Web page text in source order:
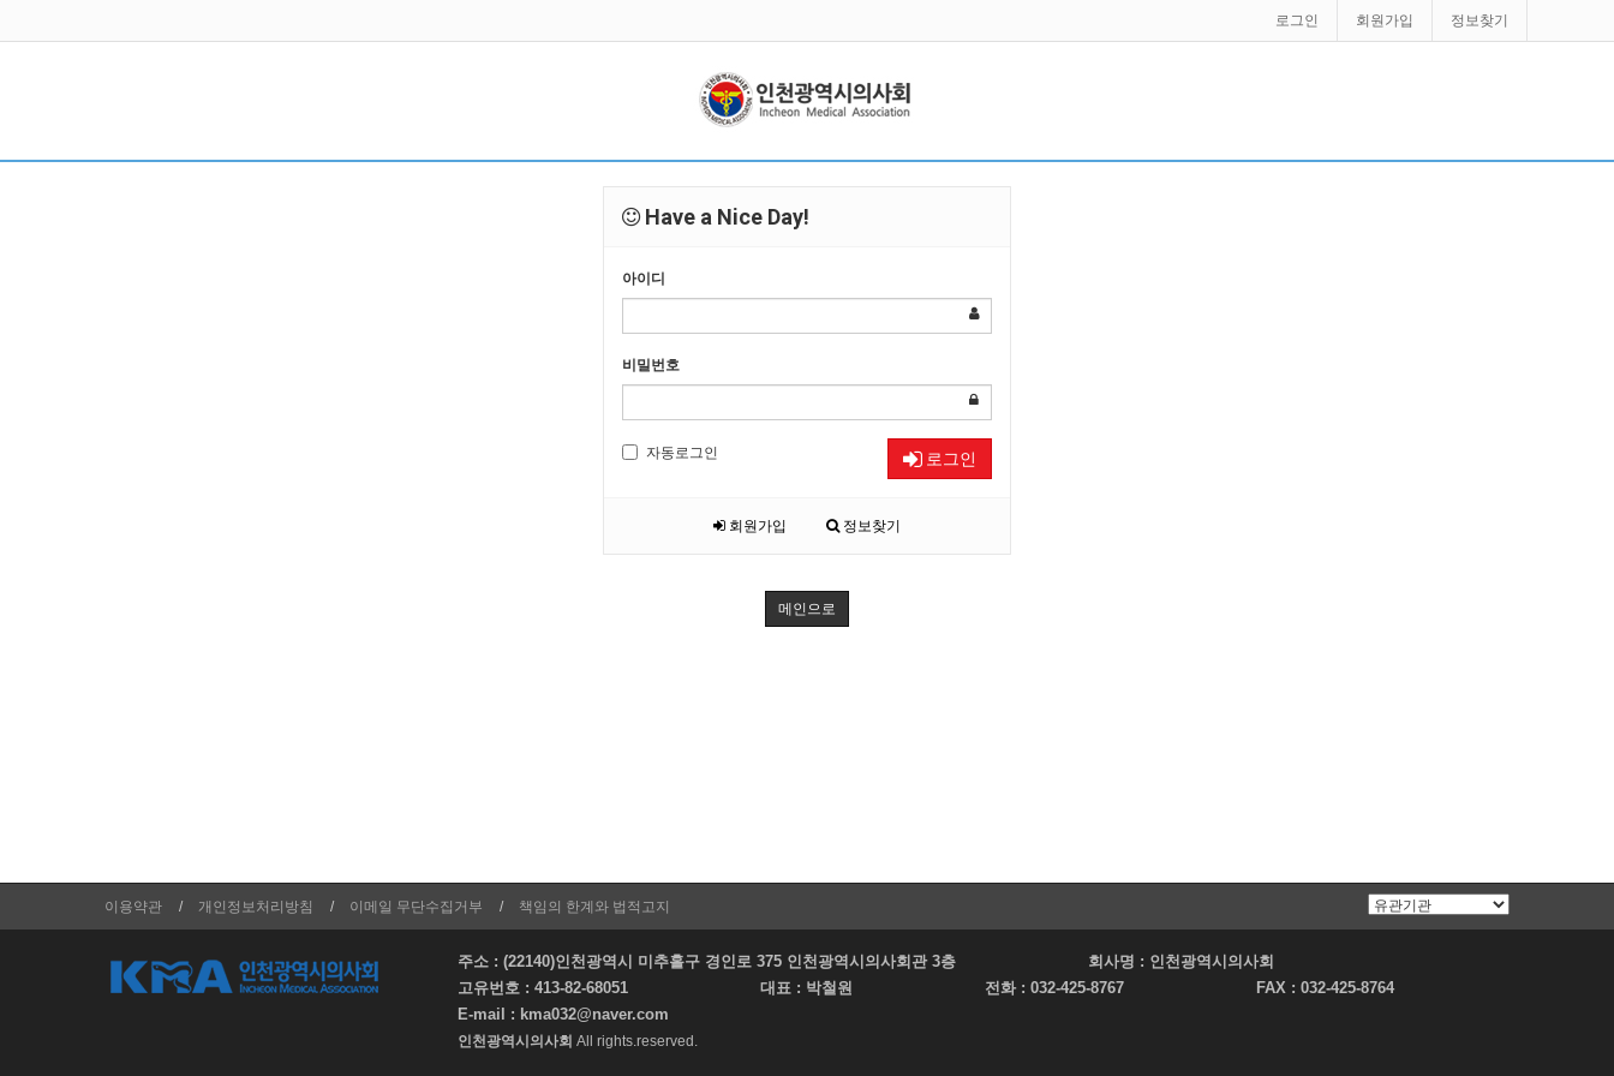
로그인 회원가입 정보찾기
Have a Nice Day!
아이디
비밀번호
자동로그인 로그인
회원가입 정보찾기
메인으로
이용약관 개인정보처리방침 이메일 무단수집거부 책임의 한계와 법적고지
주소 : (22140)인천광역시 미추홀구 경인로 375 인천광역시의사회관 3층 회사명 : 인천광역시의사회
고유번호 : 413-82-68051 대표 : 박철원 전화 : 032-425-8767 FAX : 032-425-8764
E-mail : kma032@naver.com
인천광역시의사회 All rights.reserved.